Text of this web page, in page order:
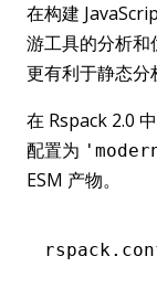
在构建
游工具的分析和
更有利于静态分
在 Rspack 2.0
配置为
ESM 产物。